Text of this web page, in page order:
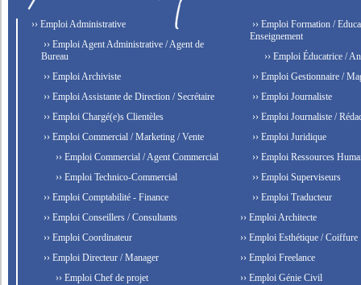
›› Emploi Administrative
›› Emploi Agent Administrative / Agent de
Bureau
›› Emploi Archiviste
›› Emploi Assistante de Direction / Secrétaire
›› Emploi Chargé(e)s Clientèles
›› Emploi Commercial / Marketing / Vente
›› Emploi Commercial / Agent Commercial
›› Emploi Technico-Commercial
›› Emploi Comptabilité - Finance
›› Emploi Conseillers / Consultants
›› Emploi Coordinateur
›› Emploi Directeur / Manager
›› Emploi Chef de projet
›› Emploi Formation /
Enseignement
›› Emploi Éducatrice /
›› Emploi Gestionnaire /
›› Emploi Journaliste
›› Emploi Journaliste /
›› Emploi Juridique
›› Emploi Ressources
›› Emploi Superviseurs
›› Emploi Traducteur
›› Emploi Architecte
›› Emploi Esthétique / Coiffure
›› Emploi Freelance
›› Emploi Génie Civil